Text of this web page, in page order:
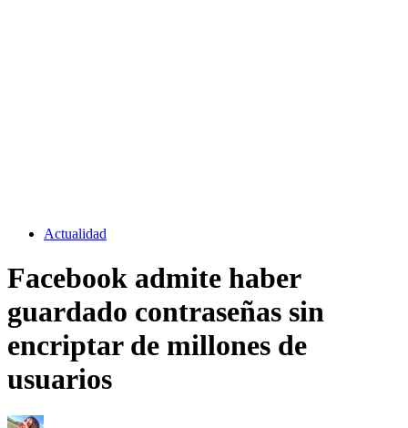
Actualidad
Facebook admite haber
guardado contraseñas sin
encriptar de millones de
usuarios